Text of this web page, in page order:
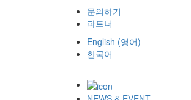
문의하기
파트너
English (영어)
한국어